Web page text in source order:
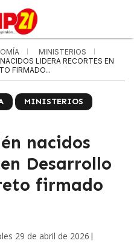
MINISTERIOS
LIDERA RECORTES EN
FIRMADO...
MINISTERIOS
nacidos
Desarrollo
firmado
29 de abril de 2026